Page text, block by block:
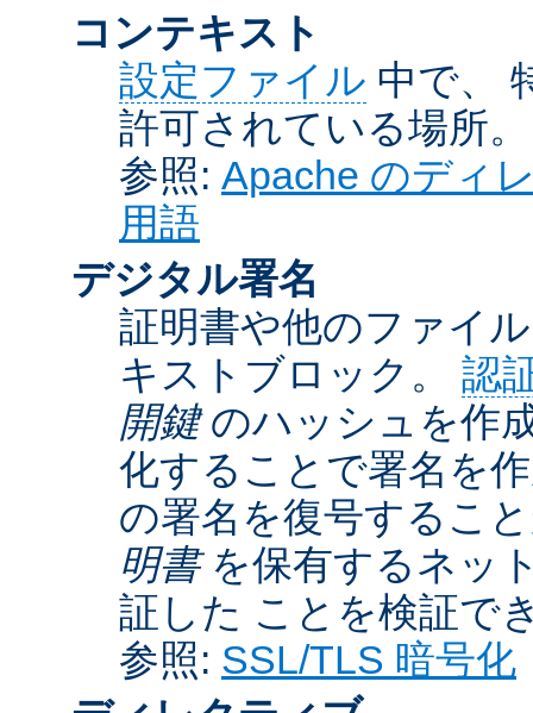
コンテキスト
設定ファイル 中で、
許可されている場所。
参照: Apache のディ
用語
デジタル署名
証明書や他のファイ
キストブロック。 認
開鍵のハッシュを作
化することで署名を
の署名を復号するこ
明書を保有するネッ
証した ことを検証で
参照: SSL/TLS 暗号化